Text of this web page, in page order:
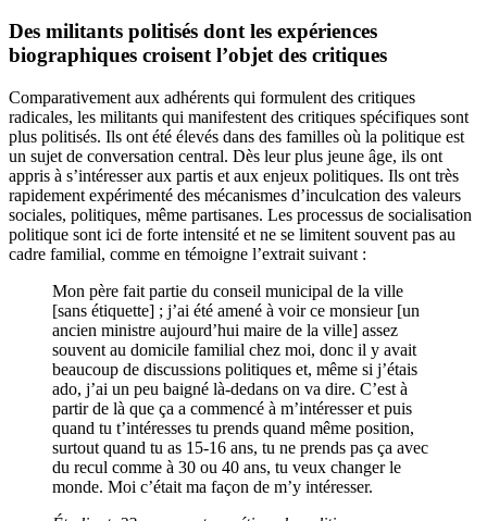
Des militants politisés dont les expériences
biographiques croisent l’objet des critiques
Comparativement aux adhérents qui formulent des critiques
radicales, les militants qui manifestent des critiques spécifiques sont
plus politisés. Ils ont été élevés dans des familles où la politique est
un sujet de conversation central. Dès leur plus jeune âge, ils ont
appris à s’intéresser aux partis et aux enjeux politiques. Ils ont très
rapidement expérimenté des mécanismes d’inculcation des valeurs
sociales, politiques, même partisanes. Les processus de socialisation
politique sont ici de forte intensité et ne se limitent souvent pas au
cadre familial, comme en témoigne l’extrait suivant :
Mon père fait partie du conseil municipal de la ville
[sans étiquette] ; j’ai été amené à voir ce monsieur [un
ancien ministre aujourd’hui maire de la ville] assez
souvent au domicile familial chez moi, donc il y avait
beaucoup de discussions politiques et, même si j’étais
ado, j’ai un peu baigné là-dedans on va dire. C’est à
partir de là que ça a commencé à m’intéresser et puis
quand tu t’intéresses tu prends quand même position,
surtout quand tu as 15-16 ans, tu ne prends pas ça avec
du recul comme à 30 ou 40 ans, tu veux changer le
monde. Moi c’était ma façon de m’y intéresser.